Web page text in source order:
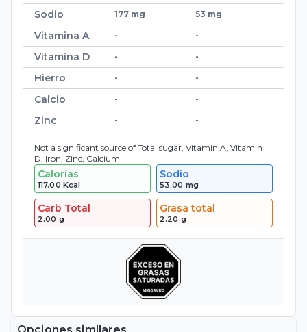
Sodio 177 mg 53 mg
Vitamina A - -
Vitamina D - -
Hierro - -
Calcio - -
Zinc - -
Not a significant source of Total sugar, Vitamin A, Vitamin
D, Iron, Zinc, Calcium
Calorías
117.00 Kcal
Sodio
53.00 mg
Carb Total
2.00 g
Grasa total
2.20 g
Opciones similares